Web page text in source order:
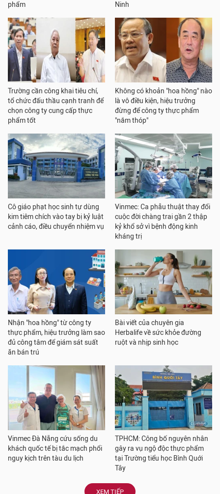
phẩm
Ninh
Trường cần công khai tiêu chí,
tổ chức đấu thầu cạnh tranh để
chọn công ty cung cấp thực
phẩm tốt
Không có khoản "hoa hồng" nào
là vô điều kiện, hiệu trưởng
đừng để công ty thực phẩm
"nắm thóp"
Cô giáo phạt học sinh tự dùng
kim tiêm chích vào tay bị kỷ luật
cảnh cáo, điều chuyển nhiệm vụ
Vinmec: Ca phẫu thuật thay đổi
cuộc đời chàng trai gần 2 thập
kỷ khổ sở vì bệnh động kinh
kháng trị
Nhận "hoa hồng" từ công ty
thực phẩm, hiệu trưởng làm sao
đủ công tâm để giám sát suất
ăn bán trú
Bài viết của chuyên gia
Herbalife về sức khỏe đường
ruột và nhịp sinh học
Vinmec Đà Nẵng cứu sống du
khách quốc tế bị tắc mạch phổi
nguy kịch trên tàu du lịch
TPHCM: Công bố nguyên nhân
gây ra vụ ngộ độc thực phẩm
tại Trường tiểu học Bình Quới
Tây
XEM TIẾP